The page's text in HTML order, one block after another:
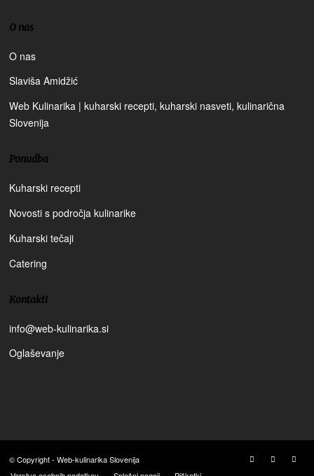
O nas
O nas
Slaviša Amidžić
Web Kulinarika | kuharski recepti, kuharski nasveti, kulinarična
Slovenija
Ponudba
Kuharski recepti
Novosti s področja kulinarike
Kuharski tečaji
Catering
Kontakti
info@web-kulinarika.si
Oglaševanje
© Copyright - Web-kulinarika Slovenija